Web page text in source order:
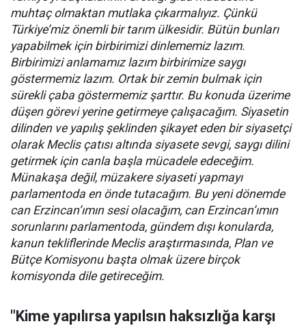
muhtaç olmaktan mutlaka çıkarmalıyız. Çünkü
Türkiye’miz önemli bir tarım ülkesidir. Bütün bunları
yapabilmek için birbirimizi dinlememiz lazım.
Birbirimizi anlamamız lazım birbirimize saygı
göstermemiz lazım. Ortak bir zemin bulmak için
sürekli çaba göstermemiz şarttır. Bu konuda üzerime
düşen görevi yerine getirmeye çalışacağım. Siyasetin
dilinden ve yapılış şeklinden şikayet eden bir siyasetçi
olarak Meclis çatısı altında siyasete sevgi, saygı dilini
getirmek için canla başla mücadele edeceğim.
Münakaşa değil, müzakere siyaseti yapmayı
parlamentoda en önde tutacağım. Bu yeni dönemde
can Erzincan’ımın sesi olacağım, can Erzincan’ımın
sorunlarını parlamentoda, gündem dışı konularda,
kanun tekliflerinde Meclis araştırmasında, Plan ve
Bütçe Komisyonu başta olmak üzere birçok
komisyonda dile getireceğim.
"Kime yapılırsa yapılsın haksızlığa karşı